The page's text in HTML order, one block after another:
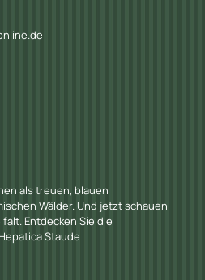
als treuen, blauen
Wälder. Und jetzt schauen
Entdecken Sie die
Staude